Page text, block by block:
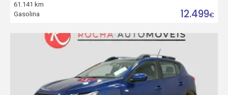
61.141 km
Gasolina
12.499€